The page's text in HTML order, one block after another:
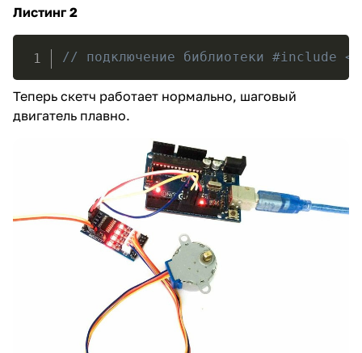
Листинг 2
// подключение библиотеки #include
Теперь скетч работает нормально, шаговый
двигатель плавно.